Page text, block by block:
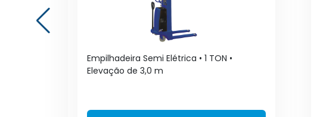
Empilhadeira Semi Elétrica • 1 TON •
Elevação de 3,0 m